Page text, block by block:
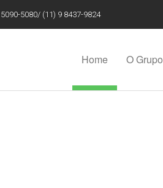
5080/ (11) 9 8437-9824
Home O Grupo